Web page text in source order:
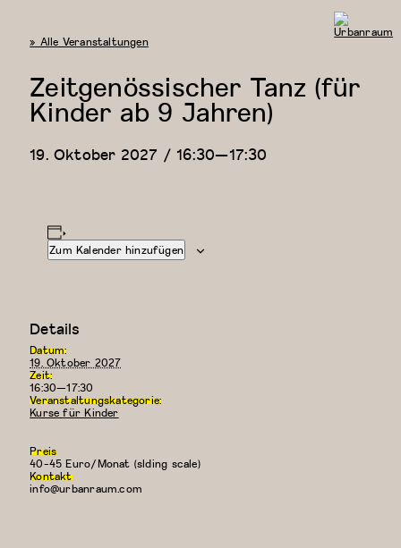
« Alle Veranstaltungen
Zeitgenössischer Tanz (für
Kinder ab 9 Jahren)
19. Oktober 2027 / 16:30—17:30
Zum Kalender hinzufügen
Details
Datum:
19. Oktober 2027
Zeit:
16:30—17:30
Veranstaltungskategorie:
Kurse für Kinder
Preis
40-45 Euro/Monat (slding scale)
Kontakt
info@urbanraum.com